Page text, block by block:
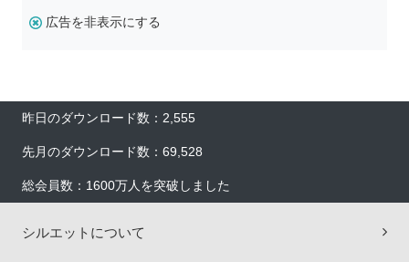
広告を非表示にする
昨日のダウンロード数：2,555
先月のダウンロード数：69,528
総会員数：1600万人を突破しました
シルエットについて